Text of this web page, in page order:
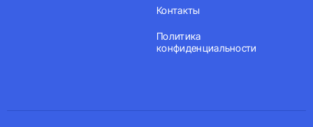
Контакты
Политика
конфиденциальности